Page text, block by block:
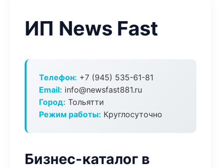
ИП News Fast
Телефон: +7 (945) 535-61-81
Email: info@newsfast881.ru
Город: Тольятти
Режим работы: Круглосуточно
Бизнес-каталог в